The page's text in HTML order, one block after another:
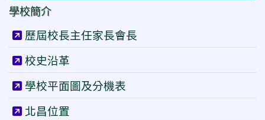
學校簡介
歷屆校長主任家長會長
校史沿革
學校平面圖及分機表
北昌位置